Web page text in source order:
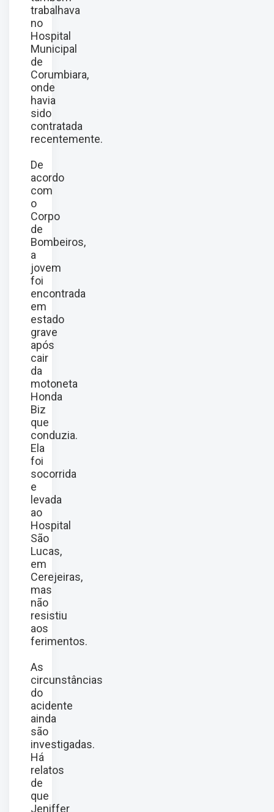
trabalhava
no
Hospital
Municipal
de
Corumbiara,
onde
havia
sido
contratada
recentemente.
De
acordo
com
o
Corpo
de
Bombeiros,
a
jovem
foi
encontrada
em
estado
grave
após
cair
da
motoneta
Honda
Biz
que
conduzia.
Ela
foi
socorrida
e
levada
ao
Hospital
São
Lucas,
em
Cerejeiras,
mas
não
resistiu
aos
ferimentos.
As
circunstâncias
do
acidente
ainda
são
investigadas.
Há
relatos
de
que
Jeniffer